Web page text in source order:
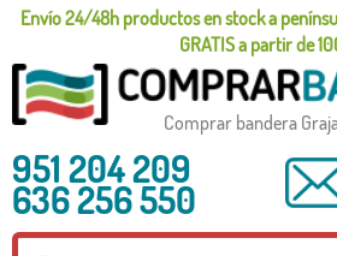
Envío 24/48h productos en stock a
GRATIS a partir de
Comprar bandera
951 204 209
636 256 550